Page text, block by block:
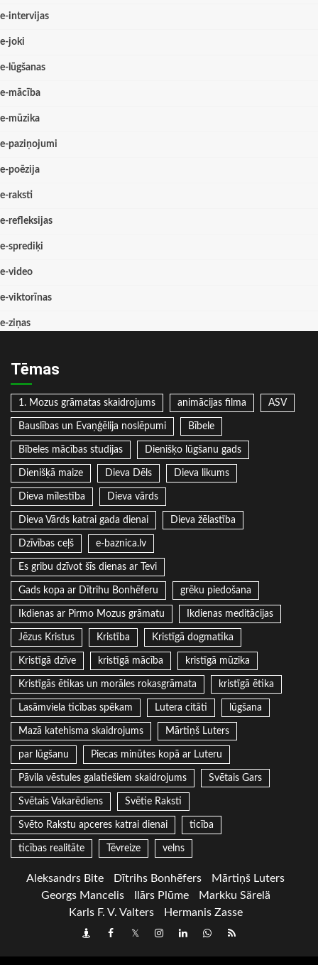
e-intervijas
e-joki
e-lūgšanas
e-mācība
e-mūzika
e-paziņojumi
e-poēzija
e-raksti
e-refleksijas
e-sprediķi
e-video
e-viktorīnas
e-ziņas
Tēmas
1. Mozus grāmatas skaidrojums animācijas filma ASV
Bauslības un Evaņģēlija noslēpumi Bībele
Bībeles mācības studijas Dienišķo lūgšanu gads
Dienišķā maize Dieva Dēls Dieva likums
Dieva mīlestība Dieva vārds
Dieva Vārds katrai gada dienai Dieva žēlastība
Dzīvības ceļš e-baznica.lv
Es gribu dzīvot šīs dienas ar Tevi
Gads kopa ar Dītrihu Bonhēferu grēku piedošana
Ikdienas ar Pirmo Mozus grāmatu Ikdienas meditācijas
Jēzus Kristus Kristība Kristīgā dogmatika
Kristīgā dzīve kristīgā mācība kristīgā mūzika
Kristīgās ētikas un morāles rokasgrāmata kristīgā ētika
Lasāmviela ticības spēkam Lutera citāti lūgšana
Mazā katehisma skaidrojums Mārtiņš Luters
par lūgšanu Piecas minūtes kopā ar Luteru
Pāvila vēstules galatiešiem skaidrojums Svētais Gars
Svētais Vakarēdiens Svētie Raksti
Svēto Rakstu apceres katrai dienai ticība
ticības realitāte Tēvreize velns
Aleksandrs Bite Dītrihs Bonhēfers
Mārtiņš Luters
Georgs Mancelis
Ilārs Plūme
Markku Särelä
Karls F. V. Valters
Hermanis Zasse
DraugiemFacebook
TwitterInstagram
LinkedInwhatsapp
RSS